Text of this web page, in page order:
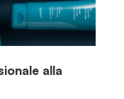
alla